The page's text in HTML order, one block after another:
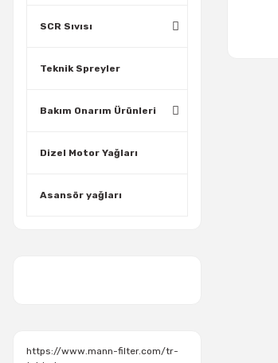
SCR Sıvısı
Teknik Spreyler
Bakım Onarım Ürünleri
Dizel Motor Yağları
Asansör yağları
https://www.mann-filter.com/tr-